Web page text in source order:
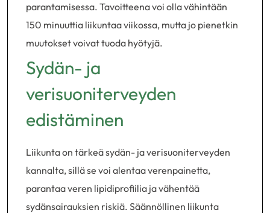
parantamisessa. Tavoitteena voi olla vähintään
150 minuuttia liikuntaa viikossa, mutta jo pienetkin
muutokset voivat tuoda hyötyjä.
Sydän- ja
verisuoniterveyden
edistäminen
Liikunta on tärkeä sydän- ja verisuoniterveyden
kannalta, sillä se voi alentaa verenpainetta,
parantaa veren lipidiprofiilia ja vähentää
sydänsairauksien riskiä. Säännöllinen liikunta